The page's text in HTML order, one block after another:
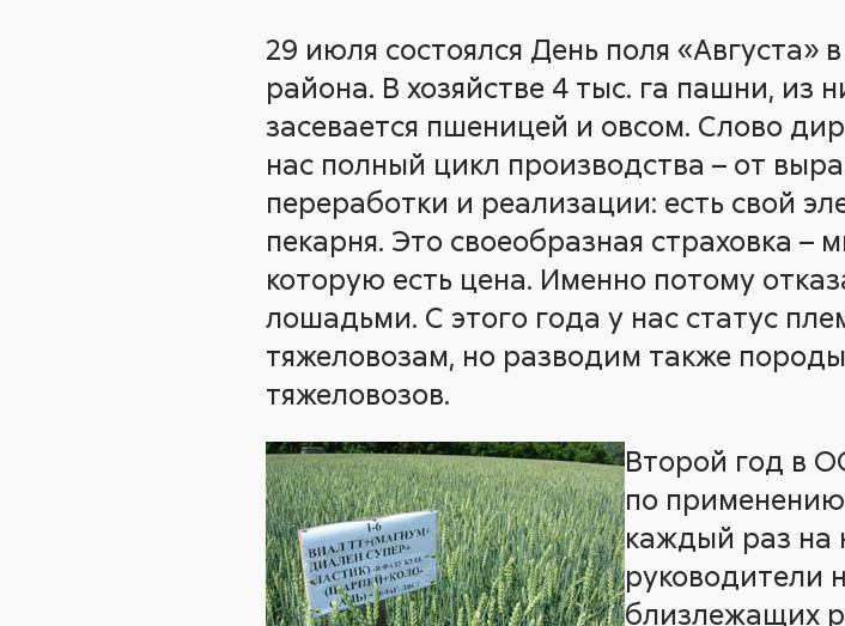
29 июля состоялся День поля «Августа» в
района. В хозяйстве 4 тыс. га пашни, из
засевается пшеницей и овсом. Слово
нас полный цикл производства – от
переработки и реализации: есть свой
пекарня. Это своеобразная страховка
которую есть цена. Именно потому
лошадьми. С этого года у нас статус
тяжеловозам, но разводим также
тяжеловозов.
Второй год в
по
каждый раз на
руководители
близлежащих